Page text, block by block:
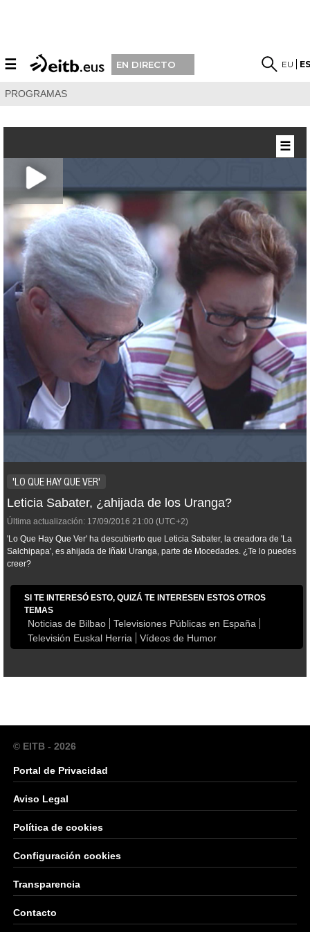
☰ EN DIRECTO EU
PROGRAMAS
'LO QUE HAY QUE VER'
Leticia Sabater, ¿ahijada de los Uranga?
Última actualización: 17/09/2016 21:00 (UTC+2)
'Lo Que Hay Que Ver' ha descubierto que Leticia Sabater, la creadora de 'La
Salchipapa', es ahijada de Iñaki Uranga, parte de Mocedades. ¿Te lo puedes
creer?
SI TE INTERESÓ ESTO, QUIZÁ TE INTERESEN ESTOS OTROS
TEMAS
Noticias de Bilbao
Televisiones Públicas en España
Televisión Euskal Herria
Vídeos de Humor
☰
© EITB - 2026
Portal de Privacidad
Aviso Legal
Política de cookies
Configuración cookies
Transparencia
Contacto